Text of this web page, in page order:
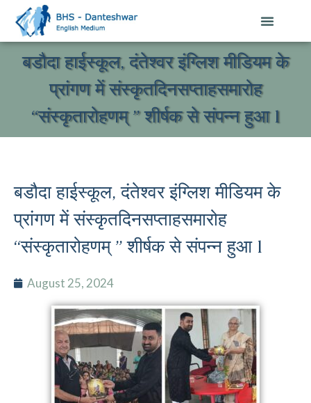
बडौदा हाईस्कूल, दंतेश्वर इंग्लिश मीडियम के
प्रांगण में संस्कृतदिनसप्ताहसमारोह
“संस्कृतारोहणम् ” शीर्षक से संपन्न हुआ l
बडौदा हाईस्कूल, दंतेश्वर इंग्लिश मीडियम के
प्रांगण में संस्कृतदिनसप्ताहसमारोह
“संस्कृतारोहणम् ” शीर्षक से संपन्न हुआ l
August 25, 2024